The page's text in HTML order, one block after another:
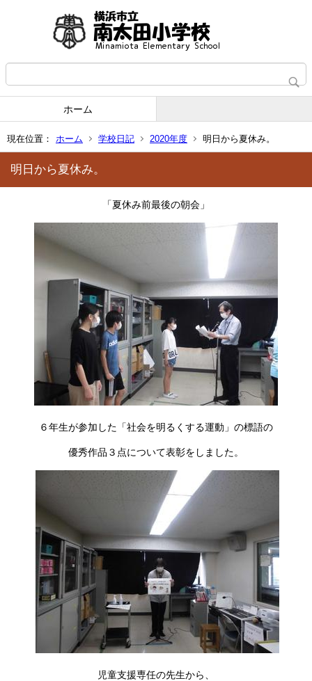
ホーム
現在位置： ホーム 学校日記 2020年度 明日から夏休み。
明日から夏休み。
「夏休み前最後の朝会」
６年生が参加した「社会を明るくする運動」の標語の
優秀作品３点について表彰をしました。
児童支援専任の先生から、